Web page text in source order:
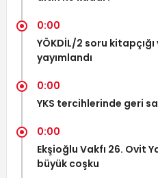
0:00
YÖKDİL/2 soru
yayımlandı
0:00
YKS tercihlerinde geri
0:00
Ekşioğlu Vakfı 26. Ovit
büyük coşku